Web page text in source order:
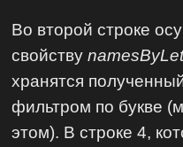
Во второй строке
свойству
хранятся
фильтром по букве
этом). В строке 4,